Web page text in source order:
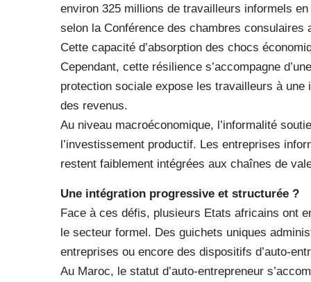
environ 325 millions de travailleurs informels
selon la Conférence des chambres consulaires
Cette capacité d’absorption des chocs
Cependant, cette résilience s’accompagne
protection sociale expose les travailleurs à
des revenus.
Au niveau macroéconomique, l’informalité
l’investissement productif. Les entreprises
restent faiblement intégrées aux chaînes de
Une intégration progressive et structurée ?
Face à ces défis, plusieurs Etats africains ont
le secteur formel. Des guichets uniques
entreprises ou encore des dispositifs d’auto-
Au Maroc, le statut d’auto-entrepreneur